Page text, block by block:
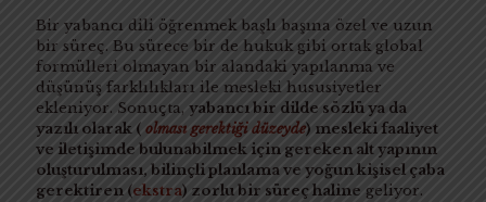
Bir yabancı dili öğrenmek başlı başına özel ve uzun
bir süreç. Bu sürece bir de hukuk gibi ortak global
formülleri olmayan bir alandaki yapılanma ve
düşünüş farklılıkları ile mesleki hususiyetler
ekleniyor. Sonuçta, yabancı bir dilde sözlü ya da
yazılı olarak ( olması gerektiği düzeyde) mesleki faaliyet
ve iletişimde bulunabilmek için gereken alt yapının
oluşturulması, bilinçli planlama ve yoğun kişisel çaba
gerektiren (ekstra) zorlu bir süreç haline geliyor.